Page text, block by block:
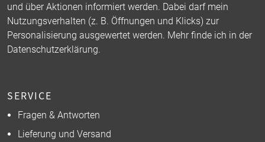
und über Aktionen informiert werden. Dabei darf mein
Nutzungsverhalten (z. B. Öffnungen und Klicks) zur
Personalisierung ausgewertet werden. Mehr finde ich in der
Datenschutzerklärung.
SERVICE
Fragen & Antworten
Lieferung und Versand